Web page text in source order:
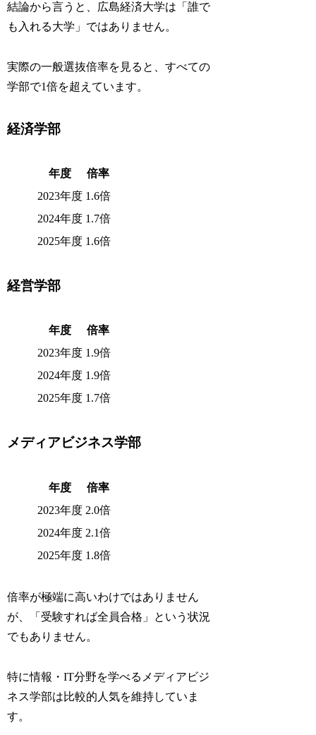
結論から言うと、広島経済大学は「誰で
も入れる大学」ではありません。
実際の一般選抜倍率を見ると、すべての
学部で1倍を超えています。
経済学部
年度
倍率
2023年度 1.6倍
2024年度 1.7倍
2025年度 1.6倍
経営学部
年度
倍率
2023年度 1.9倍
2024年度 1.9倍
2025年度 1.7倍
メディアビジネス学部
年度
倍率
2023年度 2.0倍
2024年度 2.1倍
2025年度 1.8倍
倍率が極端に高いわけではありません
が、「受験すれば全員合格」という状況
でもありません。
特に情報・IT分野を学べるメディアビジ
ネス学部は比較的人気を維持していま
す。